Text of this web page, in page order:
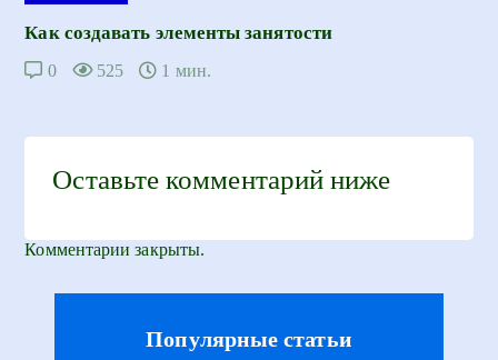
Как создавать элементы занятости
0 525 1 мин.
Оставьте комментарий ниже
Комментарии закрыты.
Популярные статьи